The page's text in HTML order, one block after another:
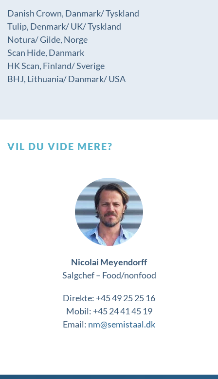
Danish Crown, Danmark/ Tyskland
Tulip, Denmark/ UK/ Tyskland
Notura/ Gilde, Norge
Scan Hide, Danmark
HK Scan, Finland/ Sverige
BHJ, Lithuania/ Danmark/ USA
VIL DU VIDE MERE?
Nicolai Meyendorff
Salgchef – Food/nonfood
Direkte: +45 49 25 25 16
Mobil: +45 24 41 45 19
Email: nm@semistaal.dk